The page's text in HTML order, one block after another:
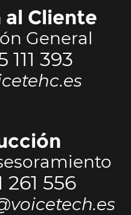
Cliente
General
111 393
261 556